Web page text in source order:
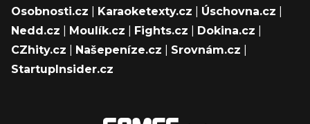
Osobnosti.cz
Karaoketexty.cz Úschovna.cz
Nedd.cz
Moulík.cz Fights.cz Dokina.cz
CZhity.cz
Našepeníze.cz Srovnám.cz
StartupInsider.cz